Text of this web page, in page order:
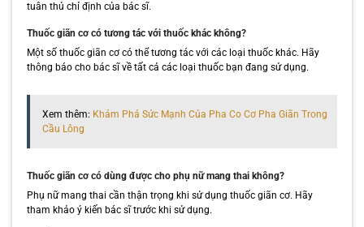
tuân thủ chỉ định của bác sĩ.
Thuốc giãn cơ có tương tác với thuốc khác không?
Một số thuốc giãn cơ có thể tương tác với các loại thuốc khác. Hãy
thông báo cho bác sĩ về tất cả các loại thuốc bạn đang sử dụng.
Xem thêm: Khám Phá Sức Mạnh Của Pha Co Cơ Pha Giãn Trong
Cầu Lông
Thuốc giãn cơ có dùng được cho phụ nữ mang thai không?
Phụ nữ mang thai cần thận trọng khi sử dụng thuốc giãn cơ. Hãy
tham khảo ý kiến bác sĩ trước khi sử dụng.